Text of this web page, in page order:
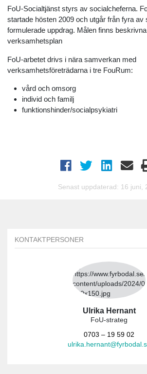
FoU-Socialtjänst styrs av socialcheferna.
startade hösten 2009 och utgår från fyra av
formulerade uppdrag. Målen finns
verksamhetsplan
FoU-arbetet drivs i nära samverkan med
verksamhetsföreträdarna i tre FouRum:
vård och omsorg
individ och familj
funktionshinder/socialpsykiatri
Senast uppdaterad: 16 juni,
KONTAKTPERSONER
Ulrika Hernant
FoU-strateg
0703 – 19 59 02